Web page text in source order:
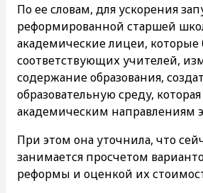
По ее словам, для ускорения
реформированной старшей
академические лицеи, которые
соответствующих учителей,
содержание образования,
образовательную среду,
академическим направлениям
При этом она уточнила, что
занимается просчетом
реформы и оценкой их